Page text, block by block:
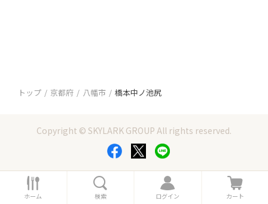
トップ 京都府 八幡市 橋本中ノ池尻
Copyright © SKYLARK GROUP All rights reserved.
ホ
ー
ホーム 索
検索
ロ
グ
ログイン
カ
ー
カート